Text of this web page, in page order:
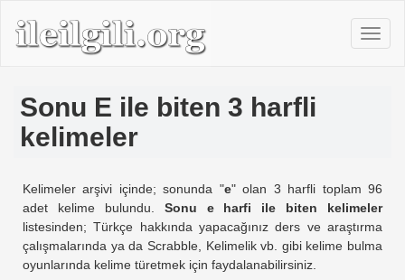
Sonu E ile biten 3 harfli
kelimeler
Kelimeler arşivi içinde; sonunda "e" olan 3 harfli toplam 96
adet kelime bulundu. Sonu e harfi ile biten kelimeler
listesinden; Türkçe hakkında yapacağınız ders ve araştırma
çalışmalarında ya da Scrabble, Kelimelik vb. gibi kelime bulma
oyunlarında kelime türetmek için faydalanabilirsiniz.